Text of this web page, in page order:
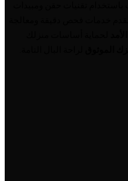
خدمات فحص دقيقة ومعالجة